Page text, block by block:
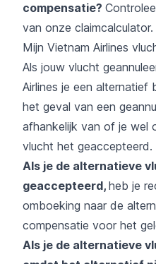
compensatie?
van onze claimcalculator.
Mijn Vietnam Airlines
Als jouw vlucht
Airlines je een alternatief
het geval van een
afhankelijk van of je wel
vlucht het geaccepteerd.
Als je de alternatieve
geaccepteerd, heb je
omboeking naar de
compensatie voor het
Als je de alternatieve